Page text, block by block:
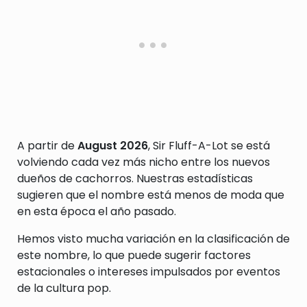
A partir deAugust 2026, Sir Fluff-A-Lot se está
volviendo cada vez más nicho entre los nuevos
dueños de cachorros. Nuestras estadísticas
sugieren que el nombre está menos de moda que
en esta época el año pasado.
Hemos visto mucha variación en la clasificación de
este nombre, lo que puede sugerir factores
estacionales o intereses impulsados por eventos
de la cultura pop.